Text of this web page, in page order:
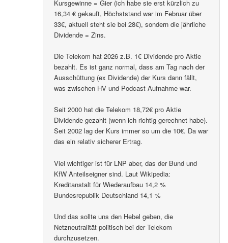
Kursgewinne = Gier (ich habe sie erst kürzlich zu
16,34 € gekauft, Höchststand war im Februar über
33€, aktuell steht sie bei 28€), sondern die jährliche
Dividende = Zins.
Die Telekom hat 2026 z.B. 1€ Dividende pro Aktie
bezahlt. Es ist ganz normal, dass am Tag nach der
Ausschüttung (ex Dividende) der Kurs dann fällt,
was zwischen HV und Podcast Aufnahme war.
Seit 2000 hat die Telekom 18,72€ pro Aktie
Dividende gezahlt (wenn ich richtig gerechnet habe).
Seit 2002 lag der Kurs immer so um die 10€. Da war
das ein relativ sicherer Ertrag.
Viel wichtiger ist für LNP aber, das der Bund und
KfW Anteilseigner sind. Laut Wikipedia:
Kreditanstalt für Wiederaufbau 14,2 %
Bundesrepublik Deutschland 14,1 %
Und das sollte uns den Hebel geben, die
Netzneutralität politisch bei der Telekom
durchzusetzen.